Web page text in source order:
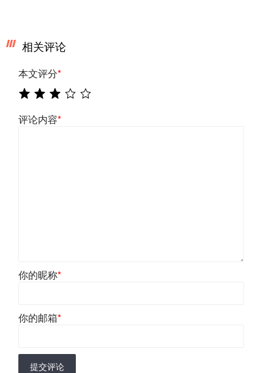
相关评论
本文评分*
评论内容*
你的昵称*
你的邮箱*
提交评论